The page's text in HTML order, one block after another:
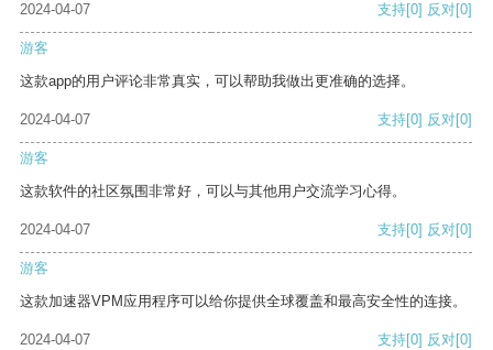
2024-04-07 支持[0] 反对[0]
游客
这款app的用户评论非常真实，可以帮助我做出更准确的选择。
2024-04-07 支持[0] 反对[0]
游客
这款软件的社区氛围非常好，可以与其他用户交流学习心得。
2024-04-07 支持[0] 反对[0]
游客
这款加速器VPM应用程序可以给你提供全球覆盖和最高安全性的连接。
2024-04-07 支持[0] 反对[0]